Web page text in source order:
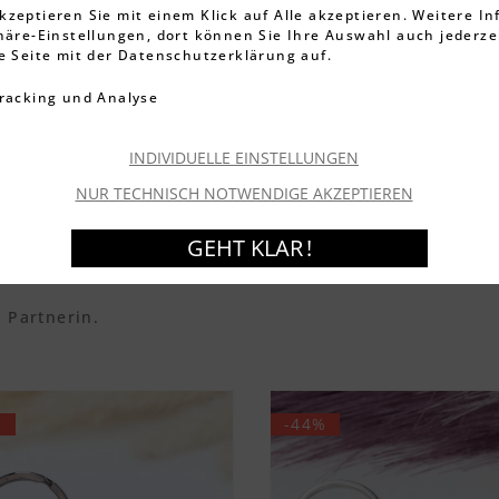
ZUM 40. GEBURTSTAG
im Leben, der ein besonderes Geschenk
vor neuen Herausforderungen und
diese Mischung aus gelebter Vergangenheit und
Geschenkidee, die diesen 40. Geburtstag
GESCHENKE ZUM 40.
Partnerin.
-44%
Sie mit einem Klick auf Alle akzeptieren. Weitere
Einstellungen, dort können Sie Ihre Auswahl auch
Seite mit der Datenschutzerklärung auf.
und Analyse
INDIVIDUELLE EINSTELLUNGEN
NUR TECHNISCH NOTWENDIGE AKZEPTIEREN
GEHT KLAR !